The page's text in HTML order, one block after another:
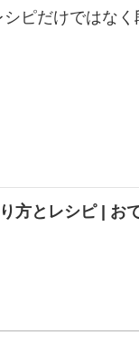
ピだけではな
方とレシピ | お